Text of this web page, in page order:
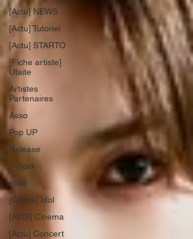
[Actu] NEWS
[Actu] Tutoriel
[Actu] STARTO
[Fiche artiste]
Utaite
Artistes
Partenaires
Asso
Pop UP
Release
J-Rock
idole
[Genre] Idol
[AVIS] Cinema
[Actu] Concert